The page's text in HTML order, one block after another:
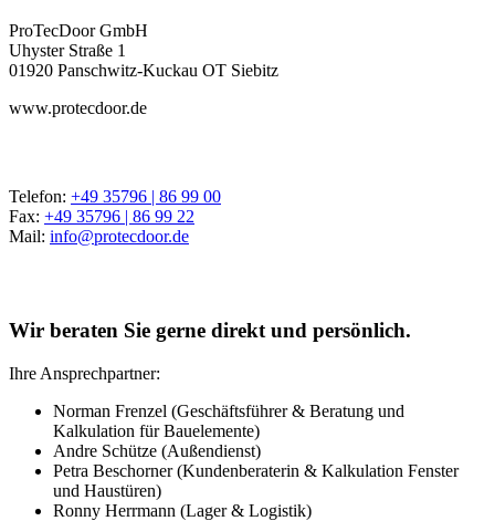
ProTecDoor GmbH
Uhyster Straße 1
01920 Panschwitz-Kuckau OT Siebitz
www.protecdoor.de
Telefon: +49 35796 | 86 99 00
Fax: +49 35796 | 86 99 22
Mail: info@protecdoor.de
Wir beraten Sie gerne direkt und persönlich.
Ihre Ansprechpartner:
Norman Frenzel (Geschäftsführer & Beratung und
Kalkulation für Bauelemente)
Andre Schütze (Außendienst)
Petra Beschorner (Kundenberaterin & Kalkulation Fenster
und Haustüren)
Ronny Herrmann (Lager & Logistik)